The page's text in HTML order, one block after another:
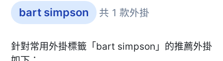
bart simpson 共 1 款外掛
針對常用外掛標籤「bart simpson」的推薦外掛